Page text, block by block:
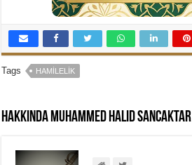
Tags HAMILELIK
Hakkında Muhammed Halid Sancaktar